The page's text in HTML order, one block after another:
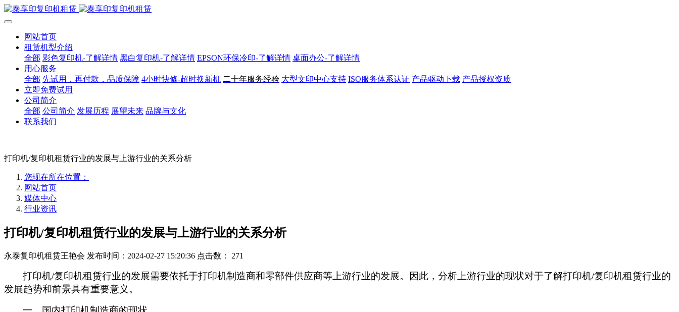
网站首页
租赁机型介绍
全部 彩色复印机-了解详情 黑白复印机-了解详情 EPSON环保冷印-了解详情 桌面办公-了解详情
用心服务
全部 先试用，再付款，品质保障 4小时快修-超时换新机 二十年服务经验 大型文印中心支持 ISO服务体系认证 产品驱动下载 产品授权资质
立即免费试用
公司简介
全部 公司简介 发展历程 展望未来 品牌与文化
联系我们
打印机/复印机租赁行业的发展与上游行业的关系分析
您现在所在位置：
网站首页
媒体中心
行业资讯
打印机/复印机租赁行业的发展与上游行业的关系分析
永泰复印机租赁王艳会 发布时间：2024-02-27 15:20:36 点击数： 271
打印机/复印机租赁行业的发展需要依托于打印机制造商和零部件供应商等上游行业的发展。因此，分析上游行业的现状对于了解打印机/复印机租赁行业的
发展趋势和前景具有重要意义。